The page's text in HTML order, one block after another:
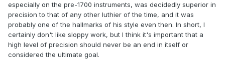
Sora’s violins are thus not only musical instruments but
works of art and engineering marvels. His expertise, deep
understanding of materials, and meticulous attention to
detail make each violin a uniquely inspiring instrument for
professional musicians and enthusiasts alike.
especially on the pre-1700 instruments, was decidedly superior in
precision to that of any other luthier of the time, and it was
probably one of the hallmarks of his style even then. In short, I
certainly don't like sloppy work, but I think it's important that a
high level of precision should never be an end in itself or
considered the ultimate goal.